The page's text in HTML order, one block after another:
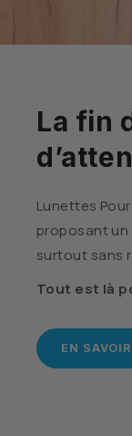
La fin
Lunettes
proposant un
surtout sans
Tout est là
EN